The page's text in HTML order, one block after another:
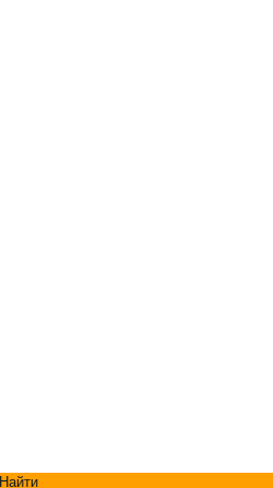
Найти